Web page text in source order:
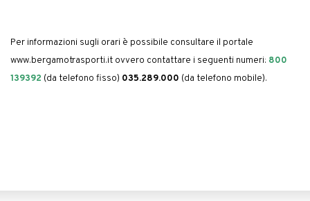
Per informazioni sugli orari è possibile consultare il portale
www.bergamotrasporti.it ovvero contattare i seguenti numeri: 800
139392 (da telefono fisso) 035.289.000 (da telefono mobile).